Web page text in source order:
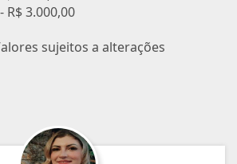
R$ 3.000,00
sujeitos a alterações